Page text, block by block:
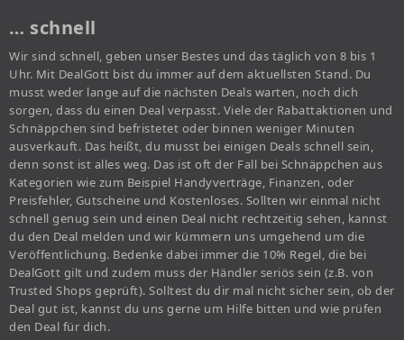
… schnell
Wir sind schnell, geben unser Bestes und das täglich von 8 bis 1
Uhr. Mit DealGott bist du immer auf dem aktuellsten Stand. Du
musst weder lange auf die nächsten Deals warten, noch dich
sorgen, dass du einen Deal verpasst. Viele der Rabattaktionen und
Schnäppchen sind befristetet oder binnen weniger Minuten
ausverkauft. Das heißt, du musst bei einigen Deals schnell sein,
denn sonst ist alles weg. Das ist oft der Fall bei Schnäppchen aus
Kategorien wie zum Beispiel Handyverträge, Finanzen, oder
Preisfehler, Gutscheine und Kostenloses. Sollten wir einmal nicht
schnell genug sein und einen Deal nicht rechtzeitig sehen, kannst
du den Deal melden und wir kümmern uns umgehend um die
Veröffentlichung. Bedenke dabei immer die 10% Regel, die bei
DealGott gilt und zudem muss der Händler seriös sein (z.B. von
Trusted Shops geprüft). Solltest du dir mal nicht sicher sein, ob der
Deal gut ist, kannst du uns gerne um Hilfe bitten und wie prüfen
den Deal für dich.